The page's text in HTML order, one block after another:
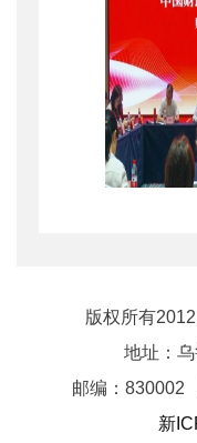
会议
理的基
治国理
力有效
版权所有
地址：
邮编：830002
新